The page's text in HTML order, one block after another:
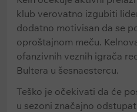
klub verovatno izgubiti
dodatno motivisan da se
oproštajnom meču.
ofanzivnih veznih igrača
Bultera u šesnaestercu.
Teško je očekivati da će
u sezoni značajno